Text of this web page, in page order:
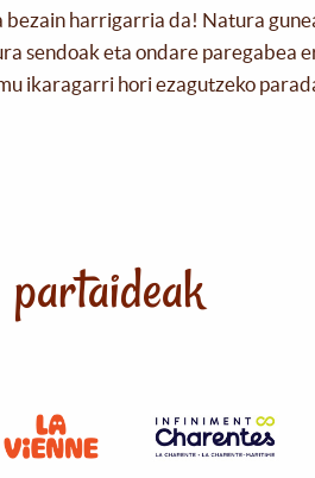
harrigarria da! Natura
sendoak eta ondare paregabea
ikaragarri hori ezagutzeko
partaideak